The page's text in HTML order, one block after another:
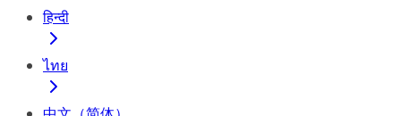
हिन्दी
ไทย